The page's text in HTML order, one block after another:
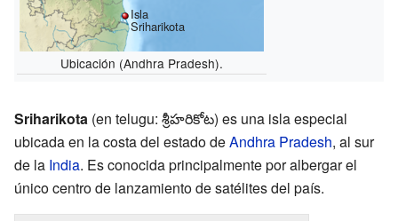
Isla
Sriharikota
Ubicación (Andhra Pradesh).
Sriharikota (en telugu: శ్రీహరికోట) es una isla especial
ubicada en la costa del estado deAndhra Pradesh, al sur
de la India. Es conocida principalmente por albergar el
único centro de lanzamiento de satélites del país.